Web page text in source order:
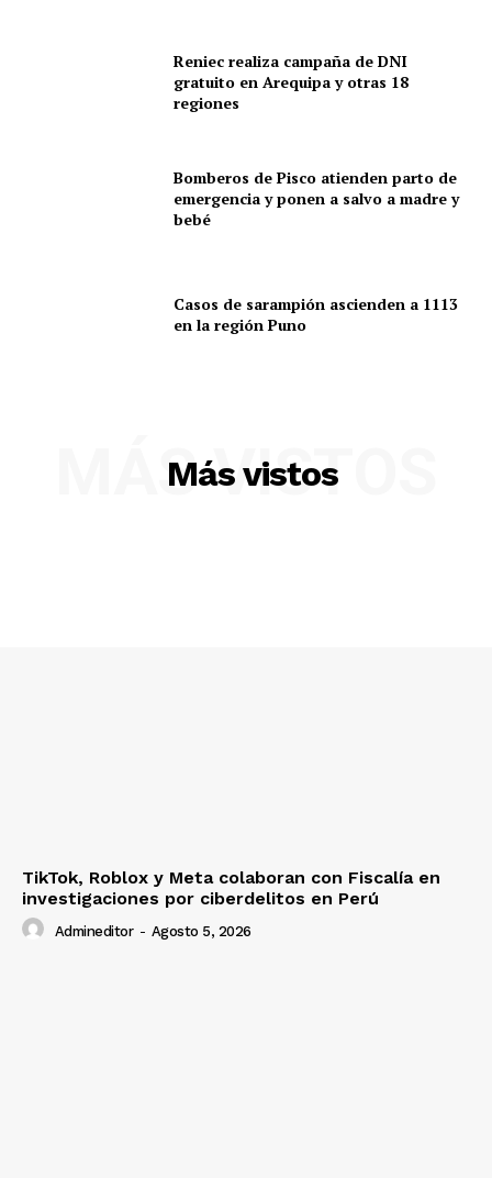
Reniec realiza campaña de DNI
gratuito en Arequipa y otras 18
regiones
Bomberos de Pisco atienden parto de
emergencia y ponen a salvo a madre y
bebé
Casos de sarampión ascienden a 1113
en la región Puno
Más vistos
MÁS VISTOS
TikTok, Roblox y Meta colaboran con Fiscalía en
investigaciones por ciberdelitos en Perú
Admineditor - Agosto 5, 2026